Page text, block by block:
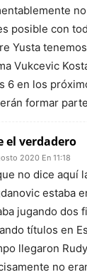
posible con
Yusta
Vukcevic
6 en los
formar
el verdadero
2020 En 11:18
no dice aquí
estaba
jugando dos
títulos en
llegaron
no